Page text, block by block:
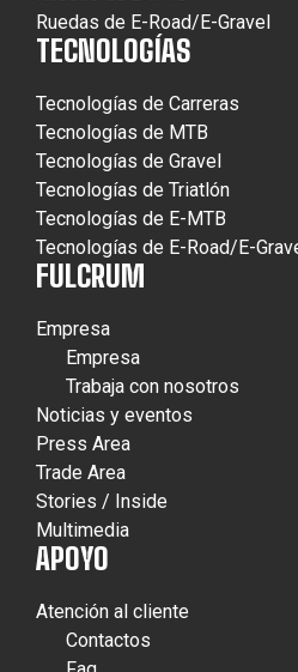
Ruedas de E-Road/E-Gravel
TECNOLOGÍAS
Tecnologías de Carreras
Tecnologías de MTB
Tecnologías de Gravel
Tecnologías de Triatlón
Tecnologías de E-MTB
Tecnologías de E-Road/E-
FULCRUM
Empresa
Empresa
Trabaja con nosotros
Noticias y eventos
Press Area
Trade Area
Stories / Inside
Multimedia
APOYO
Atención al cliente
Contactos